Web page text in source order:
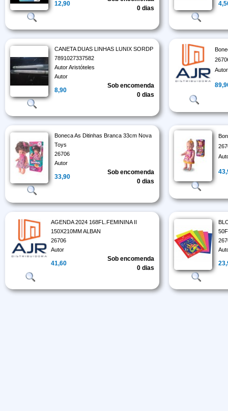
12,90
0 dias
CANETA DUAS LINHAS LUNIX SORDP
7891027337582
Autor Aristóteles
Autor
8,90
Sob encomenda
0 dias
Autor
Boneca As Ditinhas Branca 33cm Nova
Toys
26706
Autor
33,90
Sob encomenda
0 dias
AGENDA 2024 168FL.FEMININA II
150X210MM ALBAN
26706
Autor
41,60
Sob encomenda
0 dias